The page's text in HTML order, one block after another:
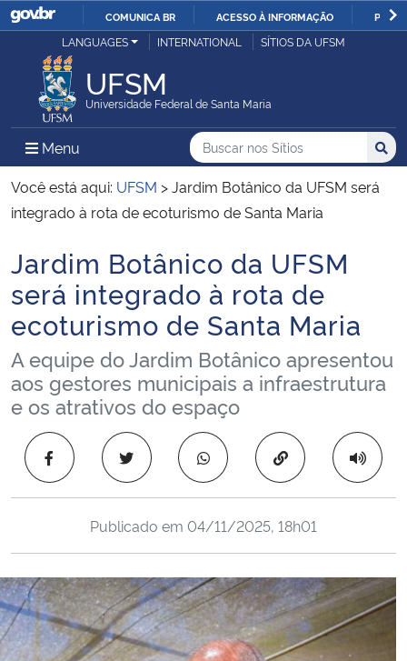
IR
COMUNICA BR ACESSO À INFORMAÇÃO
Ministério da Justiça e Segurança Pública
Ministério da Defesa
Ministério das Relações Exteriores
Ministério da Infraestrutura
Ministério da Agricultura, Pecuária e Abastecimento
Ministério da Educação
Ministério da Saúde
Ministério de Minas e Energia
Ministério do Meio Ambiente
LANGUAGES INTERNATIONAL SÍTIOS DA UFSM
UFSM
Universidade Federal de Santa Maria
Menu Menu Principal do Sítio
Busca
Buscar no nos Sítios
Busca:
Você está aqui: UFSM >Jardim Botânico da UFSM será
integrado à rota de ecoturismo de Santa Maria
Início do conteúdo
Jardim Botânico da UFSM
será integrado à rota de
ecoturismo de Santa Maria
A equipe do Jardim Botânico apresentou
aos gestores municipais a infraestrutura
e os atrativos do espaço
Copiar para área
Publicado em 04/11/2025, 18h01